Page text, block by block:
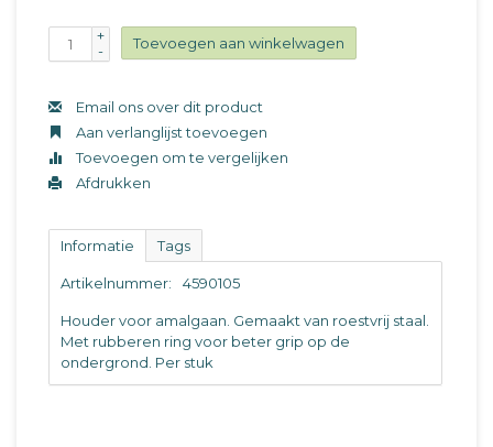
+
-
Toevoegen aan winkelwagen
Email ons over dit product
Aan verlanglijst toevoegen
Toevoegen om te vergelijken
Afdrukken
Informatie Tags
Artikelnummer: 4590105
Houder voor amalgaan. Gemaakt van roestvrij staal.
Met rubberen ring voor beter grip op de
ondergrond. Per stuk